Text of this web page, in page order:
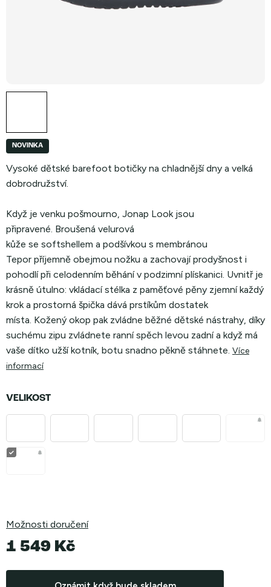
NOVINKA
Vysoké dětské barefoot botičky na chladnější dny a velká
dobrodružství.
Když je venku pošmourno, Jonap Look jsou
připravené. Broušená velurová
kůže se softshellem a podšívkou s membránou
Tepor příjemně obejmou nožku a zachovají prodyšnost i
pohodlí při celodenním běhání v podzimní plískanici. Uvnitř je
krásně útulno: vkládací stélka z paměťové pěny zjemní každý
krok a prostorná špička dává prstíkům dostatek
místa. Kožený okop pak zvládne běžné dětské nástrahy, díky
suchému zipu zvládnete ranní spěch levou zadní a když má
vaše dítko užší kotník, botu snadno pěkně stáhnete. Více
informací
VELIKOST
Možnosti doručení
1 549 Kč
cena: